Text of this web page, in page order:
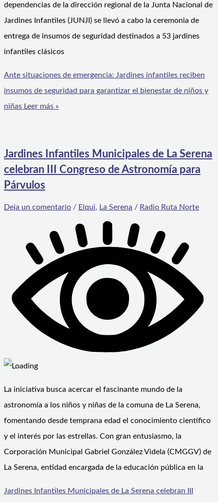
dependencias de la dirección regional de la Junta Nacional de
Jardines Infantiles (JUNJI) se llevó a cabo la ceremonia de
entrega de insumos de seguridad destinados a 53 jardines
infantiles clásicos
Ante situaciones de emergencia: Jardines infantiles reciben
insumos de seguridad para garantizar el bienestar de niños y
niñas Leer más »
Jardines Infantiles Municipales de La Serena
celebran III Congreso de Astronomía para
Párvulos
Deja un comentario / Elqui, La Serena / Radio Ruta Norte
La iniciativa busca acercar el fascinante mundo de la
astronomía a los niños y niñas de la comuna de La Serena,
fomentando desde temprana edad el conocimiento científico
y el interés por las estrellas. Con gran entusiasmo, la
Corporación Municipal Gabriel González Videla (CMGGV) de
La Serena, entidad encargada de la educación pública en la
Jardines Infantiles Municipales de La Serena celebran III